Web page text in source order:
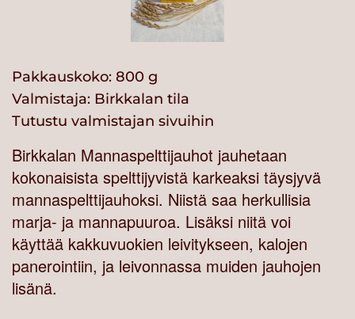
Pakkauskoko: 800 g
Valmistaja: Birkkalan tila
Tutustu valmistajan sivuihin
Birkkalan Mannaspelttijauhot jauhetaan
kokonaisista spelttijyvistä karkeaksi täysjyvä
mannaspelttijauhoksi. Niistä saa herkullisia
marja- ja mannapuuroa. Lisäksi niitä voi
käyttää kakkuvuokien leivitykseen, kalojen
panerointiin, ja leivonnassa muiden jauhojen
lisänä.